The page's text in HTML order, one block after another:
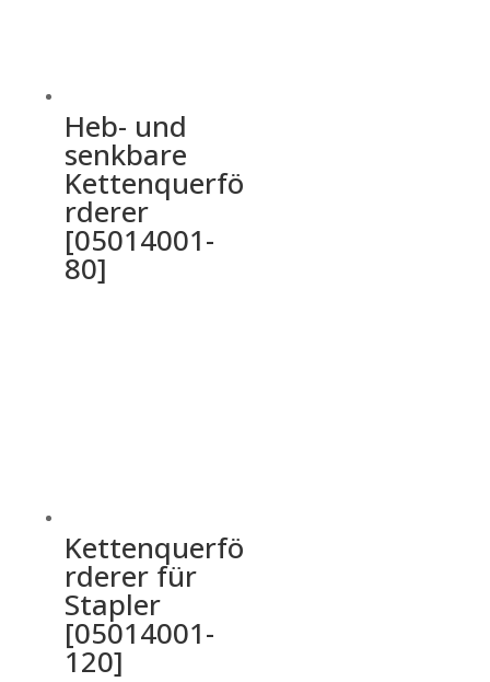
Heb- und
senkbare
Kettenquerfö
rderer
[05014001-
80]
Kettenquerfö
rderer für
Stapler
[05014001-
120]